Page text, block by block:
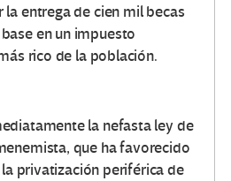
la entrega de cien mil becas
en un impuesto
rico de la población.
la nefasta ley de
que ha favorecido
privatización periférica de